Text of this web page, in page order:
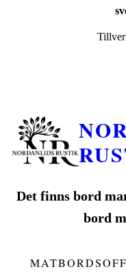
Det finns bord
bord
MATBORD